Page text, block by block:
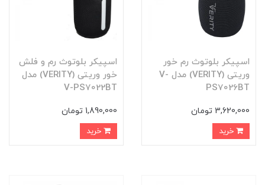
اسپیکر بلوتوث رم خور
وریتی (VERITY) مدل V-
PS7026BT
3,620,000 تومان
اسپیکر بلوتوث رم و فلش
خور وریتی (VERITY) مدل
V-PS7022BT
1,890,000 تومان